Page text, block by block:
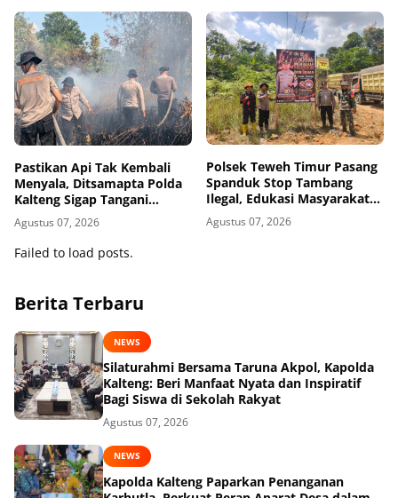
Pastikan Api Tak Kembali
Menyala, Ditsamapta Polda
Kalteng Sigap Tangani
Karhutla di Palangka Raya
Agustus 07, 2026
Polsek Teweh Timur Pasang
Spanduk Stop Tambang
Ilegal, Edukasi Masyarakat
Jaga Kelestarian Lingkungan
Agustus 07, 2026
Failed to load posts.
Berita Terbaru
NEWS
Silaturahmi Bersama Taruna Akpol, Kapolda
Kalteng: Beri Manfaat Nyata dan Inspiratif
Bagi Siswa di Sekolah Rakyat
Agustus 07, 2026
NEWS
Kapolda Kalteng Paparkan Penanganan